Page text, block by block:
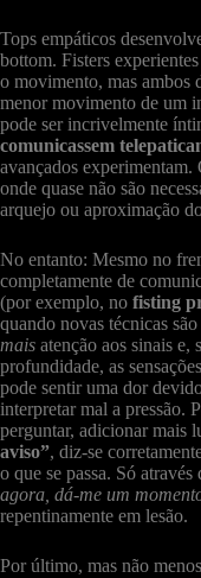
Tops empáticos
bottom. Fisters
o movimento, mas ambos
menor movimento de um
pode ser incrivelmente
comunicassem
avançados experimentam.
onde quase não são
arquejo ou aproximação
No entanto: Mesmo no
completamente de
(por exemplo, no fisting
quando novas técnicas
mais atenção aos sinais e,
profundidade, as
pode sentir uma dor
interpretar mal a pressão.
perguntar, adicionar mais
aviso”, diz-se
o que se passa. Só
agora, dá-me um
repentinamente em lesão.
Por último, mas não